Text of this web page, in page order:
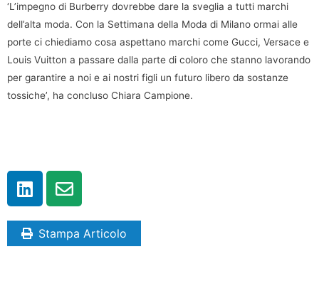
‘L’impegno di Burberry dovrebbe dare la sveglia a tutti marchi
dell’alta moda. Con la Settimana della Moda di Milano ormai alle
porte ci chiediamo cosa aspettano marchi come Gucci, Versace e
Louis Vuitton a passare dalla parte di coloro che stanno lavorando
per garantire a noi e ai nostri figli un futuro libero da sostanze
tossiche’, ha concluso Chiara Campione.
Stampa Articolo